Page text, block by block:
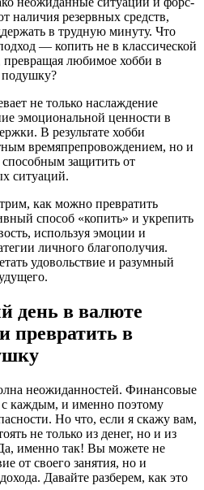
наличия резервных средств,
в трудную минуту. Что
— копить не в классической
любимое хобби в
не только наслаждение
эмоциональной ценности в
В результате хобби
времяпрепровождением, но и
защитить от
ситуаций.
как можно превратить
способ «копить» и укрепить
используя эмоции и
личного благополучия.
удовольствие и разумный
день в валюте
превратить в
неожиданностей. Финансовые
с каждым, и именно поэтому
Но что, если я скажу вам,
не только из денег, но и из
именно так! Вы можете не
от своего занятия, но и
Давайте разберем, как это